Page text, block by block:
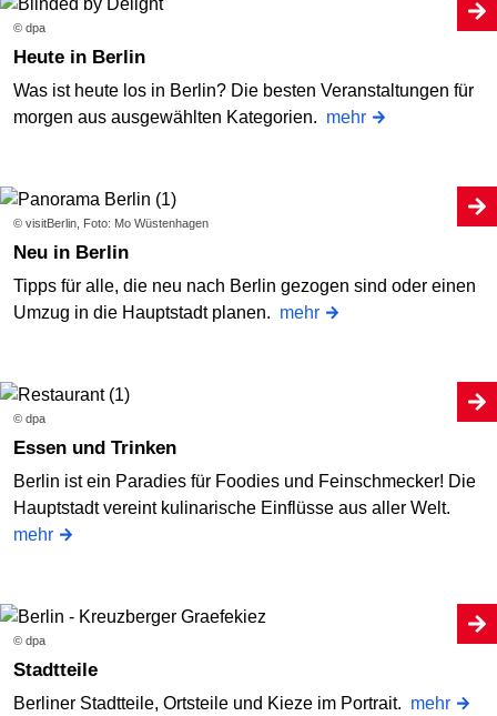
© dpa
Heute in Berlin
Was ist heute los in Berlin? Die besten Veranstaltungen für
morgen aus ausgewählten Kategorien. mehr
© visitBerlin, Foto: Mo Wüstenhagen
Neu in Berlin
Tipps für alle, die neu nach Berlin gezogen sind oder einen
Umzug in die Hauptstadt planen. mehr
© dpa
Essen und Trinken
Berlin ist ein Paradies für Foodies und Feinschmecker! Die
Hauptstadt vereint kulinarische Einflüsse aus aller Welt.
mehr
© dpa
Stadtteile
Berliner Stadtteile, Ortsteile und Kieze im Portrait. mehr